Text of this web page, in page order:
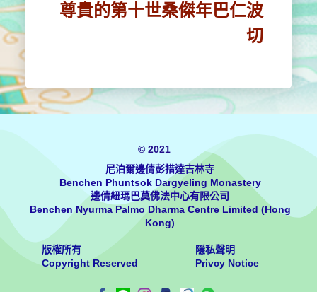
尊貴的第十世桑傑年巴仁波
切
© 2021
尼泊爾邊倩彭措達吉林寺
Benchen Phuntsok Dargyeling Monastery
邊倩紐瑪巴莫佛法中心有限公司
Benchen Nyurma Palmo Dharma Centre Limited (Hong
Kong)
版權所有
Copyright Reserved
隱私聲明
Privcy Notice